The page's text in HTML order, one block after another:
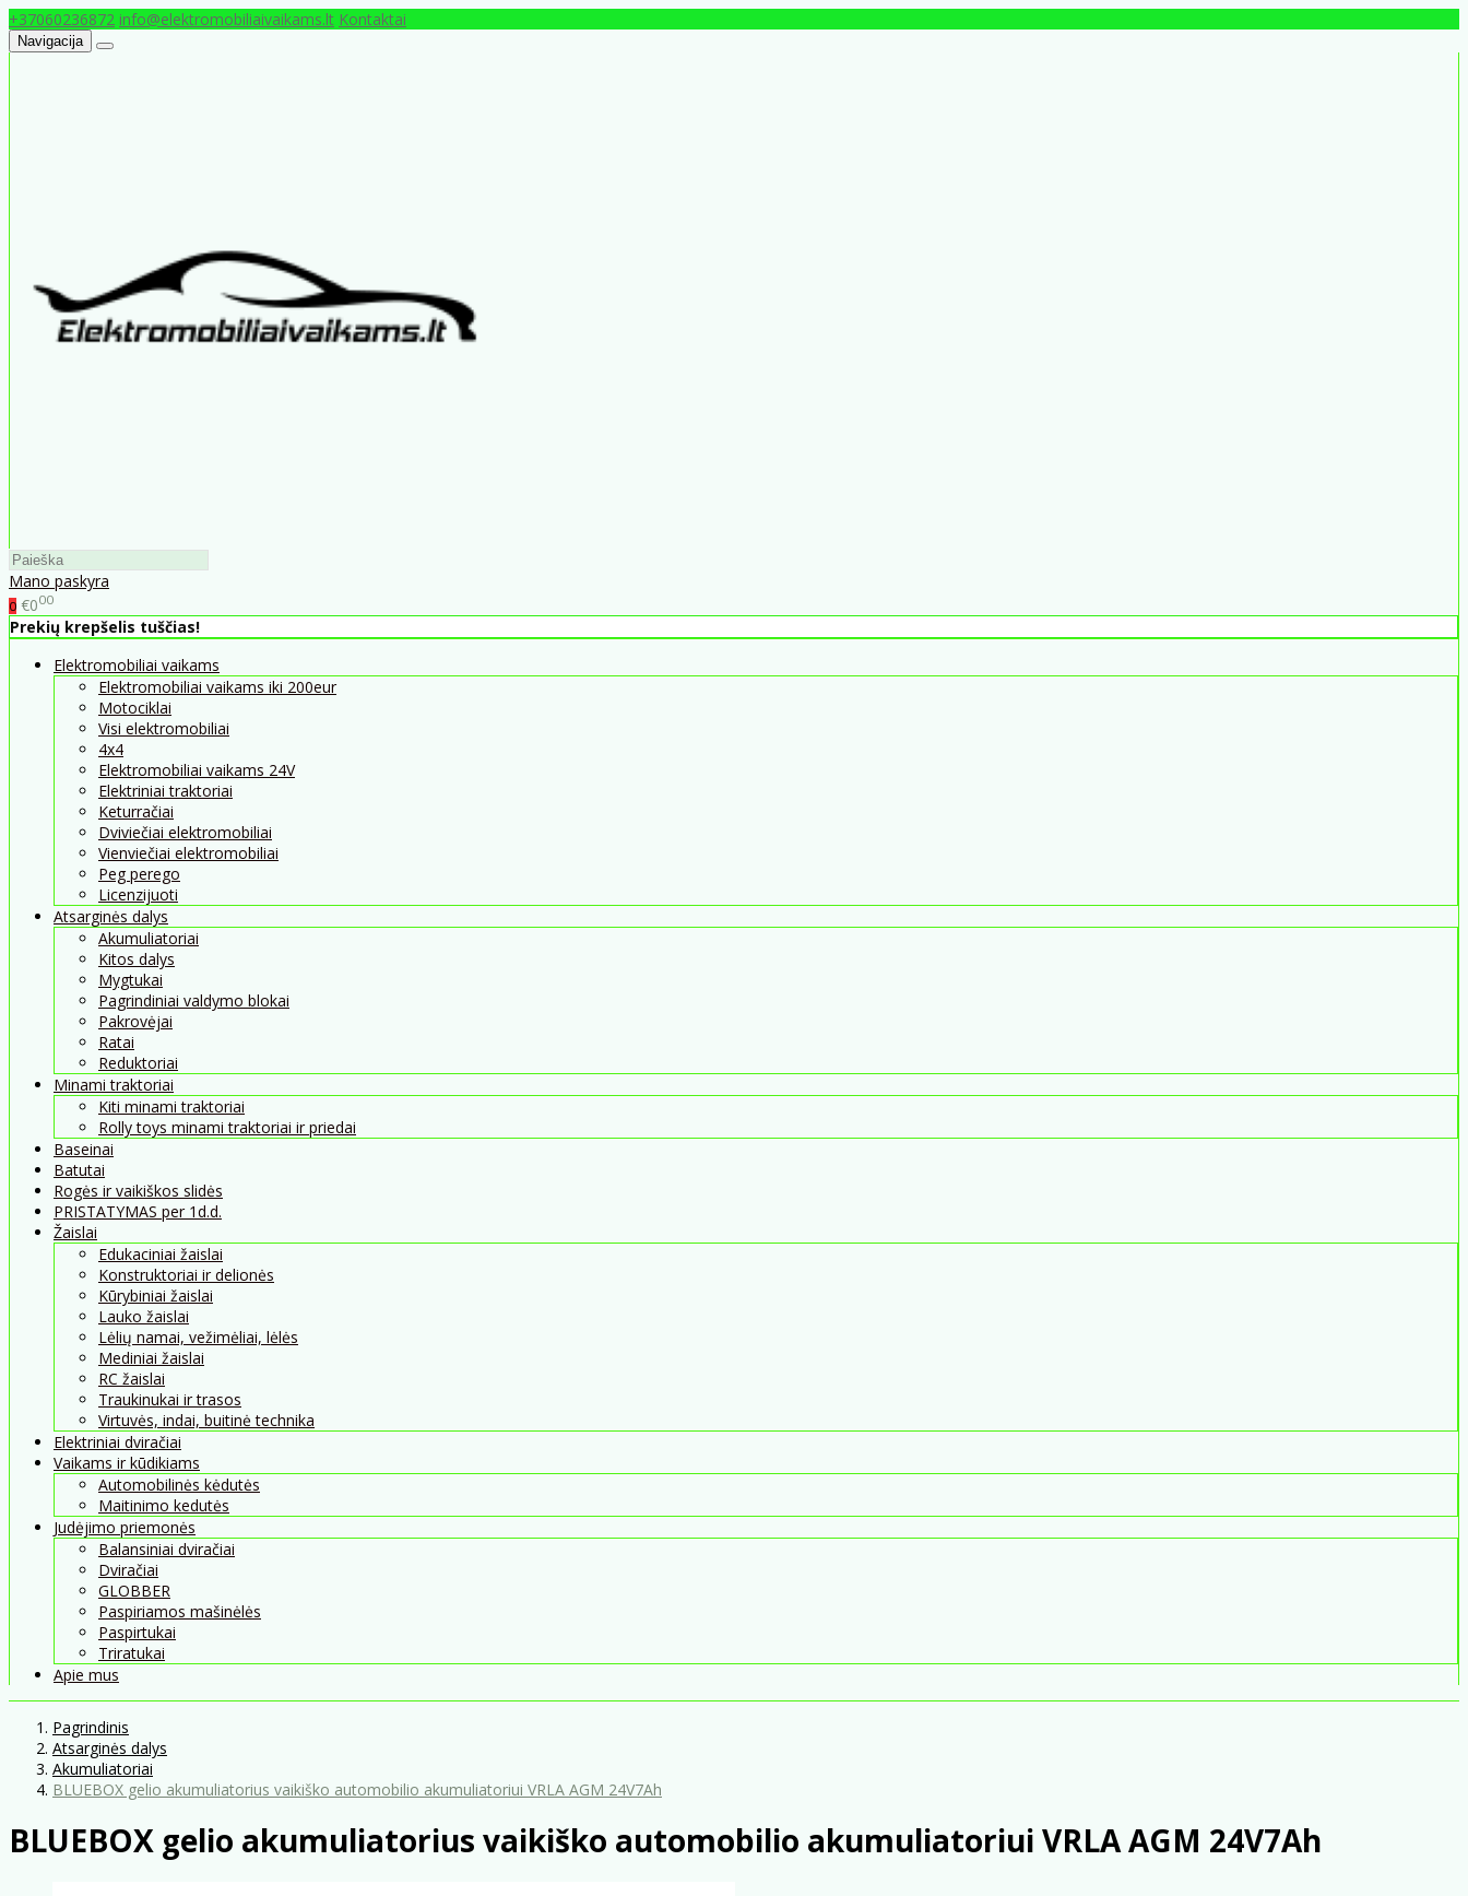
+37060236872 info@elektromobiliaivaikams.lt Kontaktai
Navigacija
Mano paskyra
0 €000
Prekių krepšelis tuščias!
Elektromobiliai vaikams
Elektromobiliai vaikams iki 200eur
Motociklai
Visi elektromobiliai
4x4
Elektromobiliai vaikams 24V
Elektriniai traktoriai
Keturračiai
Dviviečiai elektromobiliai
Vienviečiai elektromobiliai
Peg perego
Licenzijuoti
Atsarginės dalys
Akumuliatoriai
Kitos dalys
Mygtukai
Pagrindiniai valdymo blokai
Pakrovėjai
Ratai
Reduktoriai
Minami traktoriai
Kiti minami traktoriai
Rolly toys minami traktoriai ir priedai
Baseinai
Batutai
Rogės ir vaikiškos slidės
PRISTATYMAS per 1d.d.
Žaislai
Edukaciniai žaislai
Konstruktoriai ir delionės
Kūrybiniai žaislai
Lauko žaislai
Lėlių namai, vežimėliai, lėlės
Mediniai žaislai
RC žaislai
Traukinukai ir trasos
Virtuvės, indai, buitinė technika
Elektriniai dviračiai
Vaikams ir kūdikiams
Automobilinės kėdutės
Maitinimo kedutės
Judėjimo priemonės
Balansiniai dviračiai
Dviračiai
GLOBBER
Paspiriamos mašinėlės
Paspirtukai
Triratukai
Apie mus
Pagrindinis
Atsarginės dalys
Akumuliatoriai
BLUEBOX gelio akumuliatorius vaikiško automobilio akumuliatoriui VRLA AGM 24V7Ah
BLUEBOX gelio akumuliatorius vaikiško automobilio akumuliatoriui VRLA AGM 24V7Ah